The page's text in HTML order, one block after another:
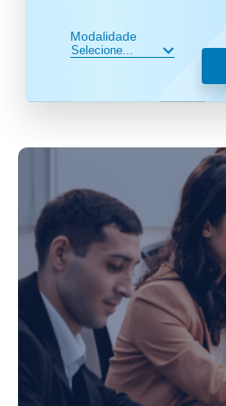
Modalidade